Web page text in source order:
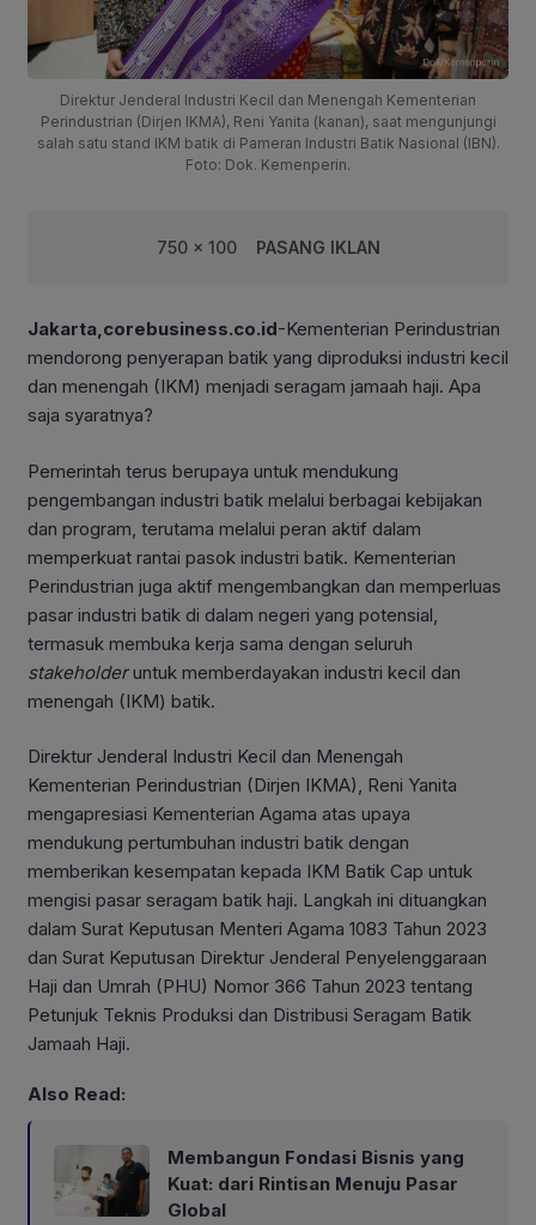
Direktur Jenderal Industri Kecil dan Menengah Kementerian
Perindustrian (Dirjen IKMA), Reni Yanita (kanan), saat mengunjungi
salah satu stand IKM batik di Pameran Industri Batik Nasional (IBN).
Foto: Dok. Kemenperin.
750 x 100 PASANG IKLAN
Jakarta,corebusiness.co.id-Kementerian Perindustrian
mendorong penyerapan batik yang diproduksi industri kecil
dan menengah (IKM) menjadi seragam jamaah haji. Apa
saja syaratnya?
Pemerintah terus berupaya untuk mendukung
pengembangan industri batik melalui berbagai kebijakan
dan program, terutama melalui peran aktif dalam
memperkuat rantai pasok industri batik. Kementerian
Perindustrian juga aktif mengembangkan dan memperluas
pasar industri batik di dalam negeri yang potensial,
termasuk membuka kerja sama dengan seluruh
stakeholderuntuk memberdayakan industri kecil dan
menengah (IKM) batik.
Direktur Jenderal Industri Kecil dan Menengah
Kementerian Perindustrian (Dirjen IKMA), Reni Yanita
mengapresiasi Kementerian Agama atas upaya
mendukung pertumbuhan industri batik dengan
memberikan kesempatan kepada IKM Batik Cap untuk
mengisi pasar seragam batik haji. Langkah ini dituangkan
dalam Surat Keputusan Menteri Agama 1083 Tahun 2023
dan Surat Keputusan Direktur Jenderal Penyelenggaraan
Haji dan Umrah (PHU) Nomor 366 Tahun 2023 tentang
Petunjuk Teknis Produksi dan Distribusi Seragam Batik
Jamaah Haji.
Also Read:
Membangun Fondasi Bisnis yang
Kuat: dari Rintisan Menuju Pasar
Global